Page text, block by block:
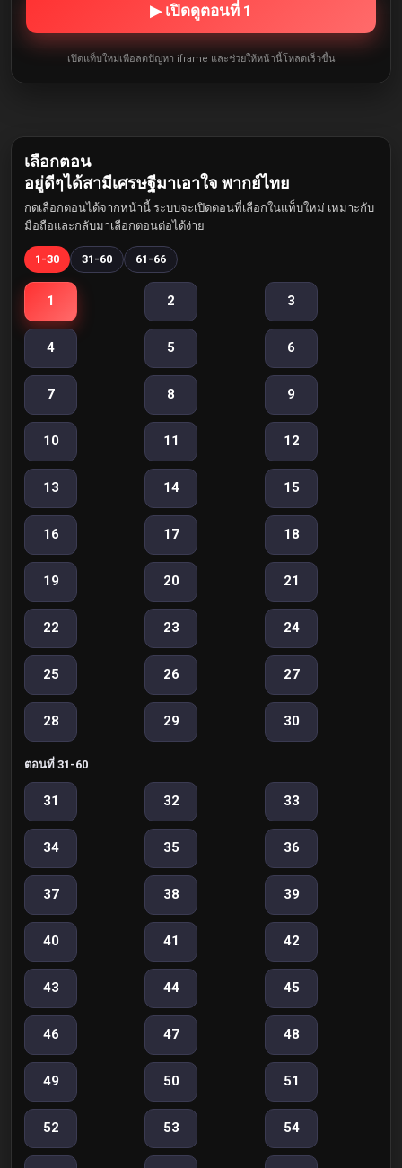
▶ เปิดดูตอนที่ 1
เปิดแท็บใหม่เพื่อลดปัญหา iframe และช่วยให้หน้านี้โหลดเร็วขึ้น
เลือกตอน
อยู่ดีๆได้สามีเศรษฐีมาเอาใจ พากย์ไทย
กดเลือกตอนได้จากหน้านี้ ระบบจะเปิดตอนที่เลือกในแท็บใหม่ เหมาะกับ
มือถือและกลับมาเลือกตอนต่อได้ง่าย
1-30 31-60 61-66
1 2 3
4 5 6
7 8 9
10 11 12
13 14 15
16 17 18
19 20 21
22 23 24
25 26 27
28 29 30
ตอนที่ 31-60
31 32 33
34 35 36
37 38 39
40 41 42
43 44 45
46 47 48
49 50 51
52 53 54